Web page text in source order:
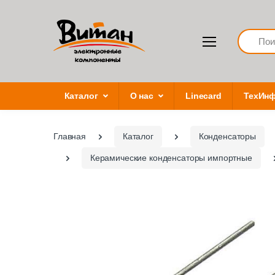
Search
Каталог О нас Linecard
Главная Каталог Конденсаторы
Керамические конденсаторы импортные